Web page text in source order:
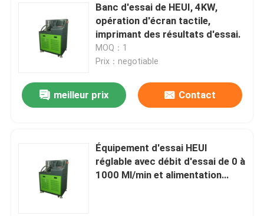
Banc d'essai de HEUI, 4KW,
opération d'écran tactile,
imprimant des résultats d'essai.
MOQ：1
Prix：negotiable
meilleur prix Contact
Équipement d'essai HEUI
réglable avec débit d'essai de 0 à
1000 Ml/min et alimentation